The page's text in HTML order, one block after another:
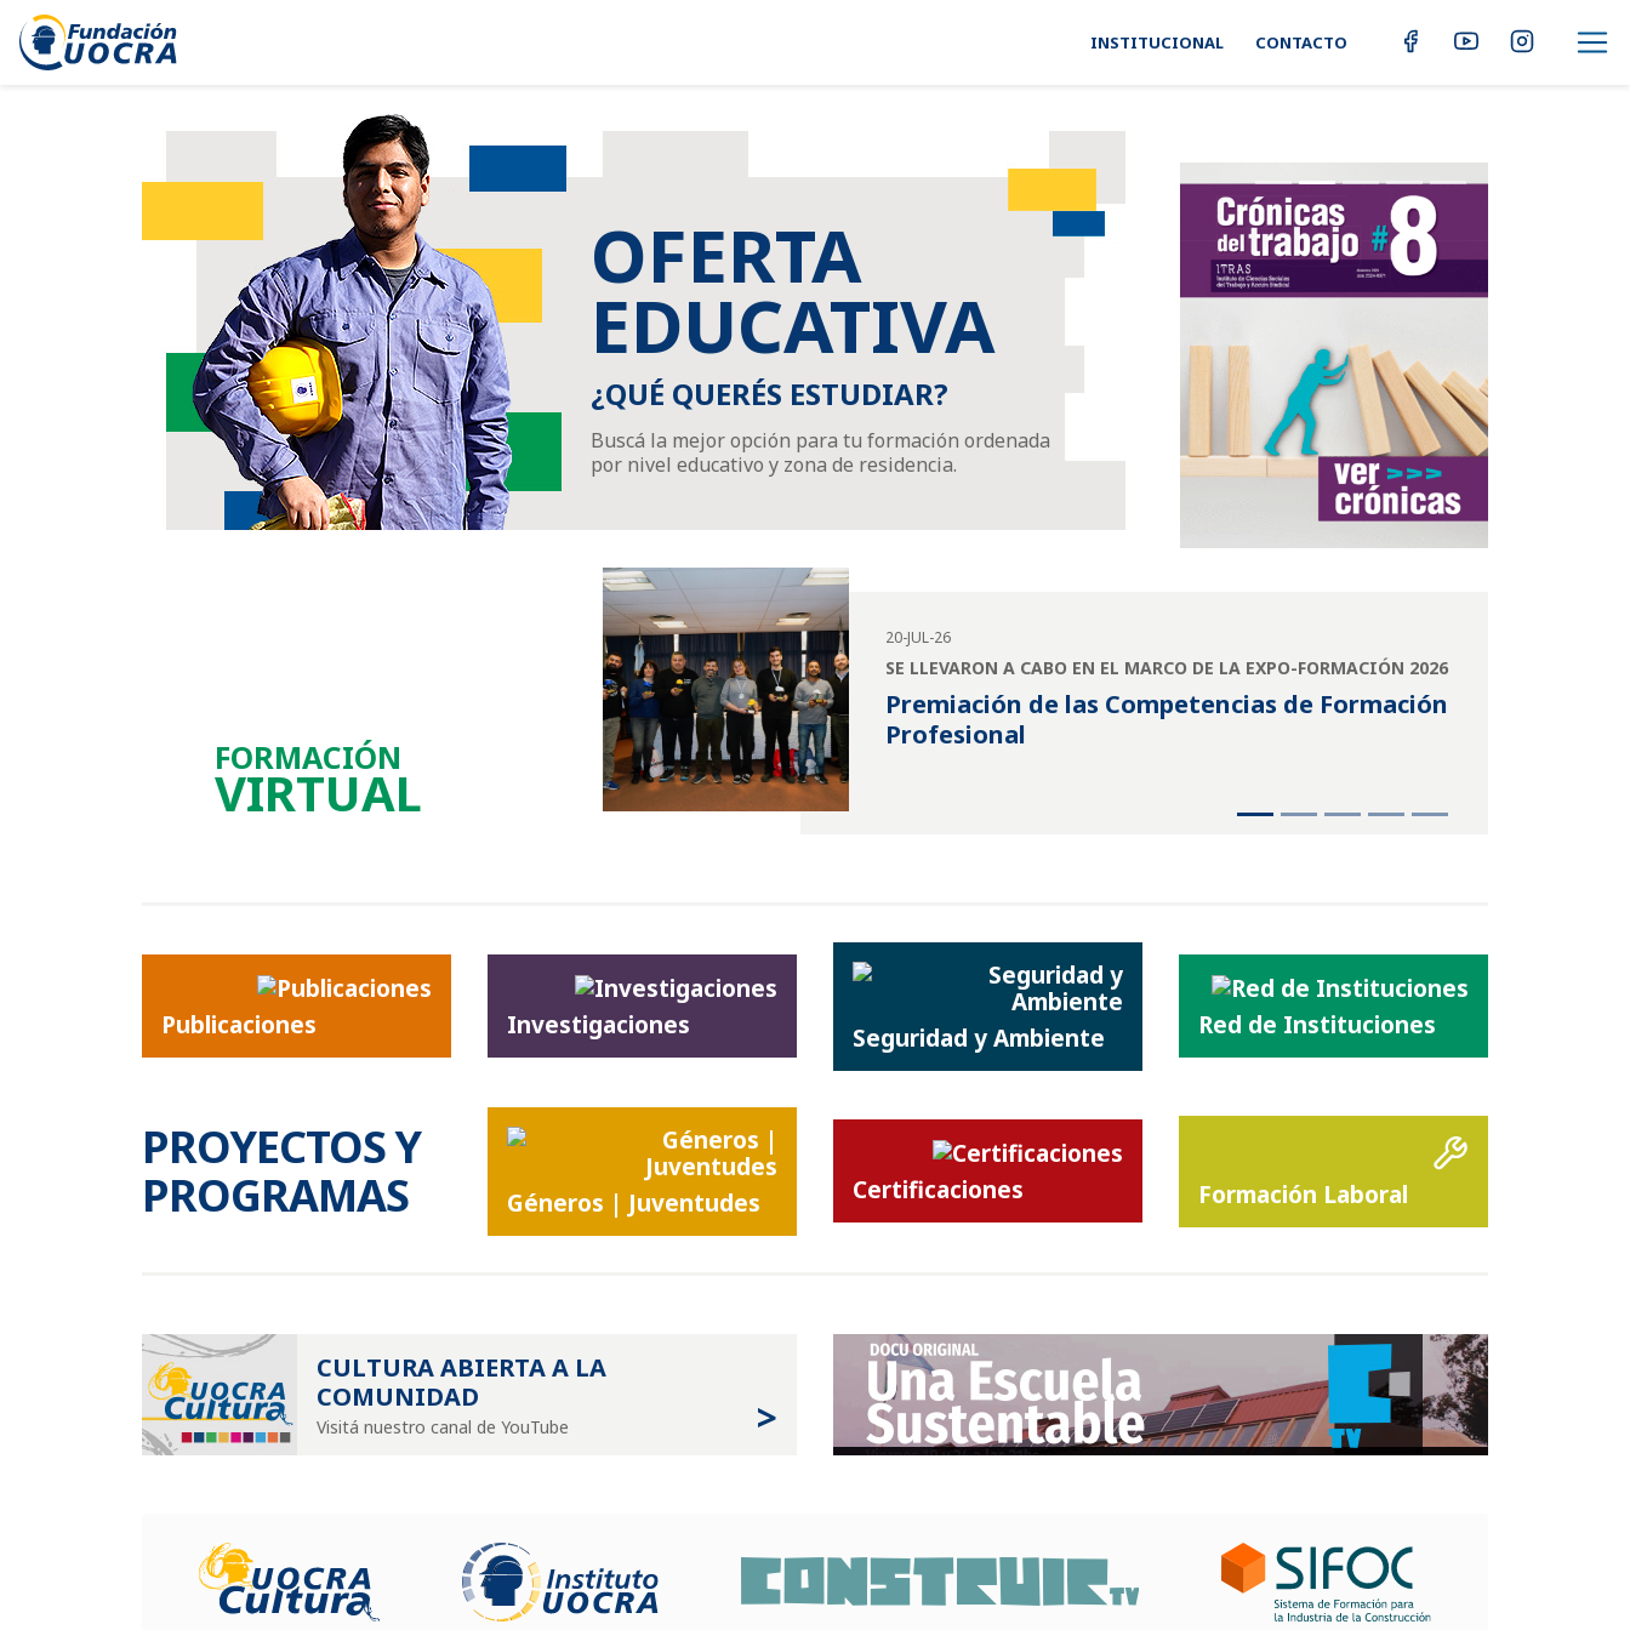
INSTITUCIONAL CONTACTO
OFERTA
EDUCATIVA
¿QUÉ QUERÉS ESTUDIAR?
Buscá la mejor opción para tu formación ordenada
por nivel educativo y zona de residencia.
FORMACIÓN
VIRTUAL
20-JUL-26
SE LLEVARON A CABO EN EL MARCO DE LA EXPO-FORMACIÓN 2026
Premiación de las Competencias de Formación
Profesional
PROYECTOS Y
PROGRAMAS
Publicaciones Investigaciones Seguridad y Ambiente Red de Instituciones
Géneros | Juventudes Certificaciones Formación Laboral
CULTURA ABIERTA A LA
COMUNIDAD
Visitá nuestro canal de YouTube >